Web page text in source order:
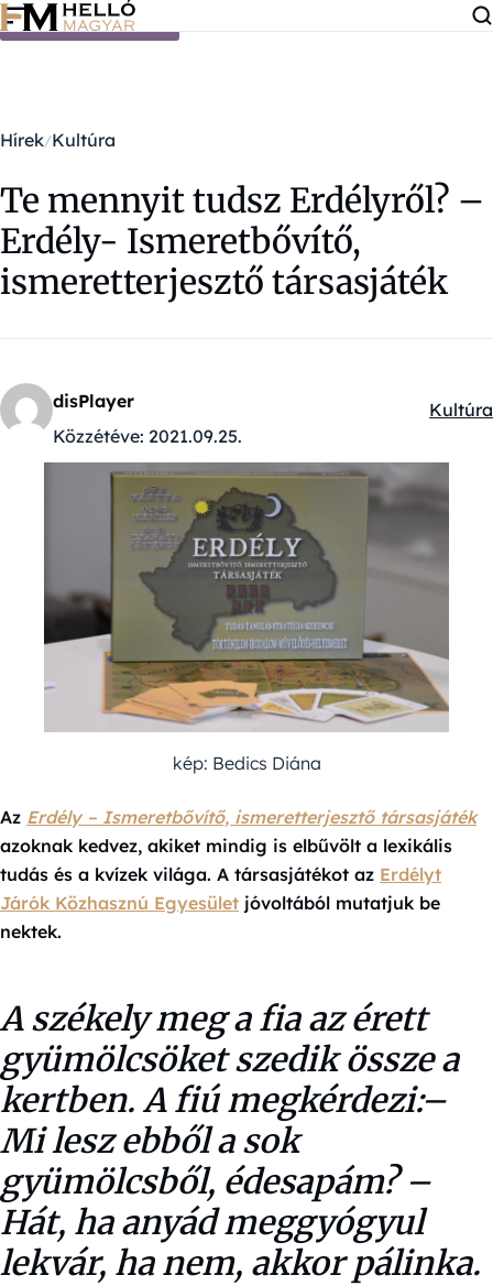
Ugrás a tartalomra
Hírek Kultúra
Te mennyit tudsz Erdélyről? –
Erdély- Ismeretbővítő,
ismeretterjesztő társasjáték
disPlayer
Közzétéve: 2021.09.25.
Kultúra
kép: Bedics Diána
Az Erdély – Ismeretbővítő, ismeretterjesztő társasjáték
azoknak kedvez, akiket mindig is elbűvölt a lexikális
tudás és a kvízek világa. A társasjátékot az Erdélyt
Járók Közhasznú Egyesület jóvoltából mutatjuk be
nektek.
A székely meg a fia az érett
gyümölcsöket szedik össze a
kertben. A fiú megkérdezi:–
Mi lesz ebből a sok
gyümölcsből, édesapám? –
Hát, ha anyád meggyógyul
lekvár, ha nem, akkor pálinka.